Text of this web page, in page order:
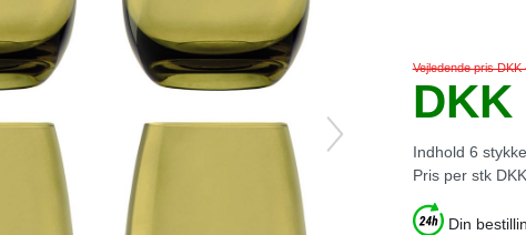
Vejledende pris DKK
DKK
Indhold 6 stykke
Pris per stk
Din